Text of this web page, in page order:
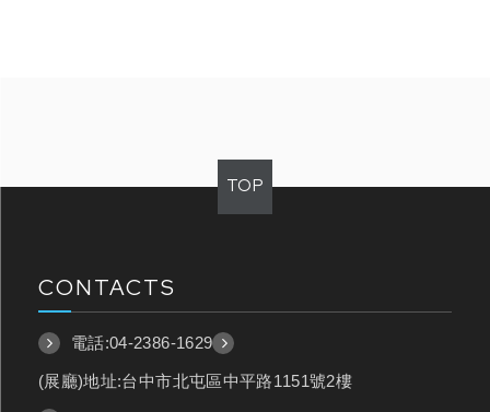
TOP
CONTACTS
電話:04-2386-1629
(展廳)地址:台中市北屯區中平路1151號2樓